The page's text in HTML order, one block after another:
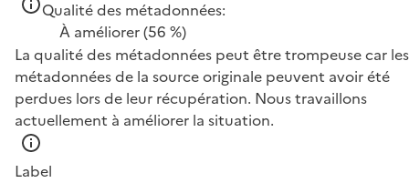
Qualité des métadonnées:
À améliorer(56 %)
La qualité des métadonnées peut être trompeuse car les
métadonnées de la source originale peuvent avoir été
perdues lors de leur récupération. Nous travaillons
actuellement à améliorer la situation.
Label